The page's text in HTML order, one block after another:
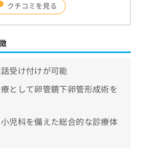
クチコミを見る
受け付けが可能
として卵管鏡下卵管形成術を
児科を備えた総合的な診療体